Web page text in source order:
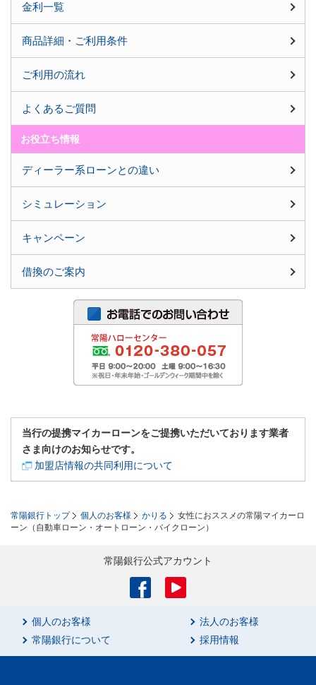
金利一覧
商品詳細・ご利用条件
ご利用の流れ
よくあるご質問
お役立ち情報
ディーラー系ローンとの違い
シミュレーション
キャンペーン
借換のご案内
当行の提携マイカーローンをご提携いただいております業者
さま向けのお知らせです。
加盟店情報の共同利用について
常陽銀行トップ 個人のお客様 かりる
女性におススメの常陽マイカーロ
ーン（自動車ローン・オートローン・バイクローン）
個人のお客様
法人のお客様
常陽銀行について
採用情報
常陽銀行公式アカウント